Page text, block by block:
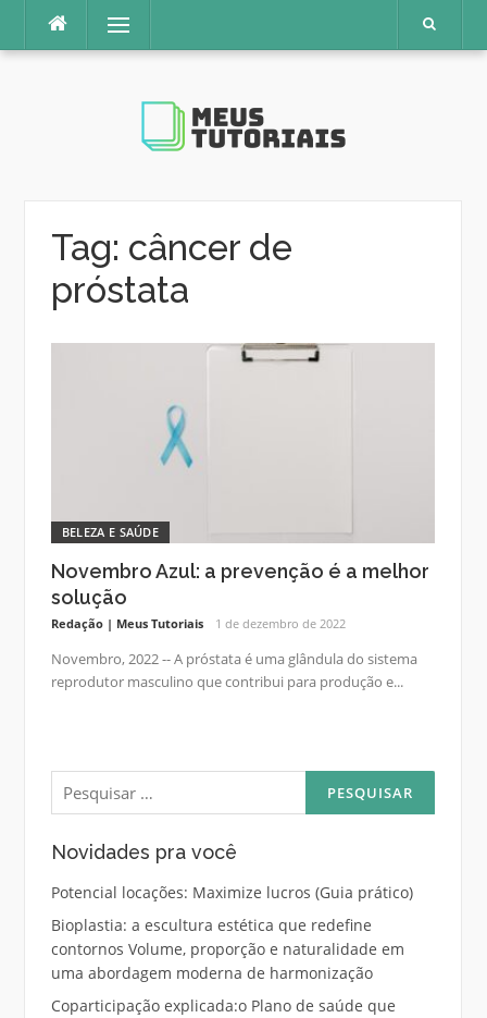
o
Menu
Tag: câncer de
próstata
BELEZA E SAÚDE
Novembro Azul: a prevenção é a melhor
solução
Redação | Meus Tutoriais 1 de dezembro de 2022
Novembro, 2022 -- A próstata é uma glândula do sistema
reprodutor masculino que contribui para produção e...
Pesquisar
por:
Novidades pra você
Potencial locações: Maximize lucros (Guia prático)
Bioplastia: a escultura estética que redefine
contornos Volume, proporção e naturalidade em
uma abordagem moderna de harmonização
Coparticipação explicada:o Plano de saúde que